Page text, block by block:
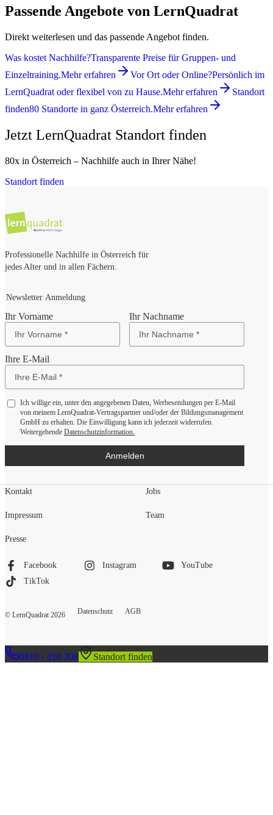
Passende Angebote von LernQuadrat
Direkt weiterlesen und das passende Angebot finden.
Was kostet Nachhilfe?Transparente Preise für Gruppen- und
Einzeltraining.Mehr erfahren Vor Ort oder Online?Persönlich im
LernQuadrat oder flexibel von zu Hause.Mehr erfahren
Standort
finden80 Standorte in ganz Österreich.Mehr erfahren
Jetzt LernQuadrat Standort finden
80x in Österreich – Nachhilfe auch in Ihrer Nähe!
Standort finden
Professionelle Nachhilfe in Österreich für
jedes Alter und in allen Fächern.
Newsletter Anmeldung
Ihr Vorname Ihr Nachname
Ihre E-Mail
Ich willige ein, unter den angegebenen Daten, Werbesendungen per E-Mail
von meinem LernQuadrat-Vertragspartner und/oder der Bildungsmanagement
GmbH zu erhalten. Die Einwilligung kann ich jederzeit widerrufen.
Weitergehende Datenschutzinformation.
Anmelden
Kontakt
Impressum
Presse
Jobs
Team
Facebook Instagram
YouTube
TikTok
© LernQuadrat 2026 Datenschutz AGB
0810 - 810 308 Standort finden